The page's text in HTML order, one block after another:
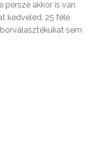
persze akkor is van
kedveled, 25 féle
sem